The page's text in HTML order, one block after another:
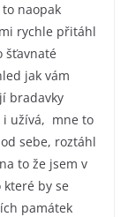
naopak
rychle přitáhl
šťavnaté
jak vám
bradavky
i užívá, mne to
sebe, roztáhl
to že jsem v
by se
památek